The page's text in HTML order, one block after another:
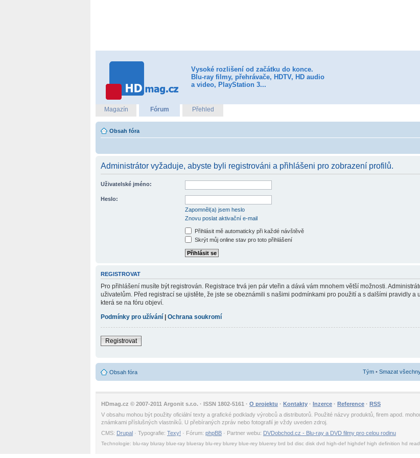
Vysoké rozlišení od začátku do konce.
Blu-ray filmy, přehrávače, HDTV, HD audio
a video, PlayStation 3...
Magazín Fórum Přehled
Obsah fóra
Administrátor vyžaduje, abyste byli registrováni a přihlášeni pro zobrazení profilů.
Uživatelské jméno:
Heslo:
Zapomněl(a) jsem heslo
Znovu poslat aktivační e-mail
Přihlásit mě automaticky při každé návštěvě
Skrýt můj online stav pro toto přihlášení
REGISTROVAT
Pro přihlášení musíte být registrován. Registrace trvá jen pár vteřin a dává vám mnohem větší možnosti.
uživatelům. Před registrací se ujistěte, že jste se obeznámili s našimi podmínkami pro použití a s dalšími pravidly a
která se na fóru objeví.
Podmínky pro užívání | Ochrana soukromí
Registrovat
Obsah fóra Tým • Smazat
HDmag.cz © 2007-2011 Argonit s.r.o. · ISSN 1802-5161 · O projektu · Kontakty · Inzerce · Reference · RSS
V obsahu mohou být použity oficiální texty a grafické podklady výrobců a distributorů. Použité názvy produktů, firem apod.
známkami příslušných vlastníků. U přebíraných zpráv nebo fotografií je vždy uveden zdroj.
CMS: Drupal · Typografie: Texy! · Fórum: phpBB · Partner webu: DVDobchod.cz - Blu-ray a DVD filmy pro celou rodinu
Technologie: blu-ray bluray blue-ray blueray blu-rey blurey blue-rey bluerey brd bd disc disk dvd high-def highdef high definition hd